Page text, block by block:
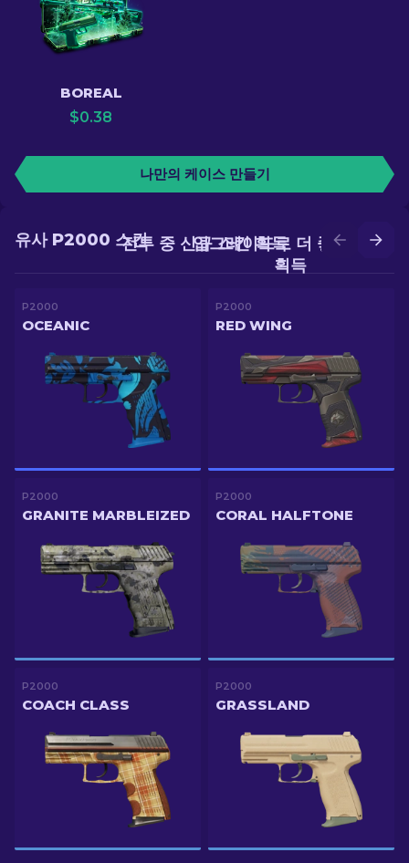
BOREAL
$0.38
나만의 케이스 만들기
업그레이드로 더 좋은 스킨
획득
전투 중 신규 스킨 획득
유사 P2000 스킨
P2000
OCEANIC
P2000
RED WING
P2000
GRANITE MARBLEIZED
P2000
CORAL HALFTONE
P2000
COACH CLASS
P2000
GRASSLAND